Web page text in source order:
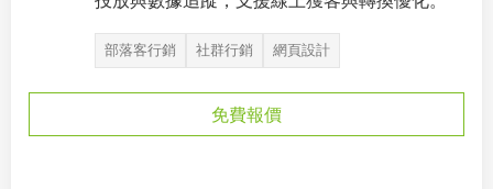
部落客行銷 社群行銷 網頁設計
免費報價